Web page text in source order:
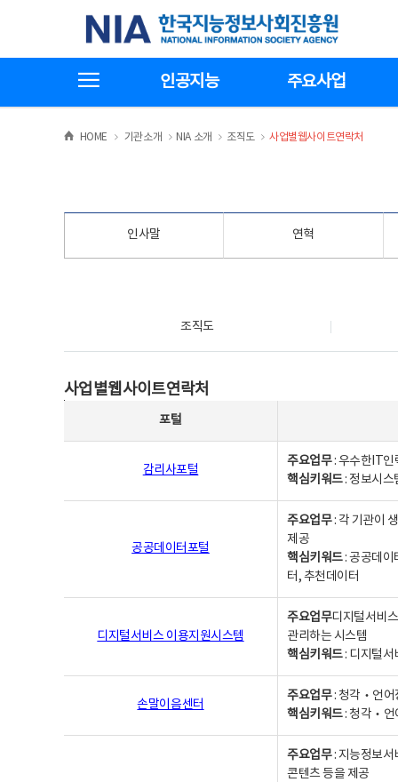
기
한국지능정보사회진흥원
인공지능 주요사업
HOME >
기관소개 >NIA 소개 >
조직도 >
사업별웹사이트연락처
인사말 연혁
조직도
사업별웹사이트연락처
포털
감리사포털
주요업무: 우수한IT인
핵심키워드: 정보시스
공공데이터포털
주요업무: 각 기관이
제공
핵심키워드: 공공데이
터, 추천데이터
디지털서비스 이용지원시스템
주요업무디지털서비
관리하는 시스템
핵심키워드: 디지털서
손말이음센터
주요업무: 청각‧언어
핵심키워드: 청각‧언
주요업무: 지능정보서
콘텐츠 등을 제공